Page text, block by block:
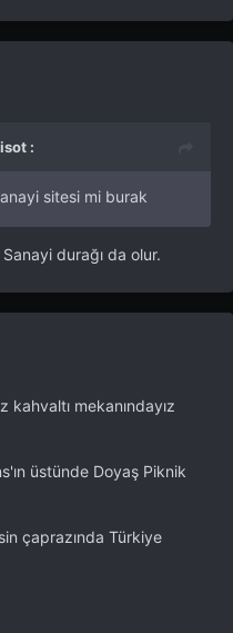
:
sitesi mi burak
durağı da olur.
mekanındayız
üstünde Doyaş Piknik
çaprazında Türkiye